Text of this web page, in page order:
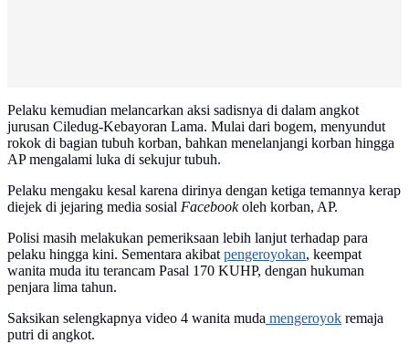
Pelaku kemudian melancarkan aksi sadisnya di dalam angkot
jurusan Ciledug-Kebayoran Lama. Mulai dari bogem, menyundut
rokok di bagian tubuh korban, bahkan menelanjangi korban hingga
AP mengalami luka di sekujur tubuh.
Pelaku mengaku kesal karena dirinya dengan ketiga temannya kerap
diejek di jejaring media sosial Facebookoleh korban, AP.
Polisi masih melakukan pemeriksaan lebih lanjut terhadap para
pelaku hingga kini. Sementara akibatpengeroyokan, keempat
wanita muda itu terancam Pasal 170 KUHP, dengan hukuman
penjara lima tahun.
Saksikan selengkapnya video 4 wanita muda mengeroyok remaja
putri di angkot.